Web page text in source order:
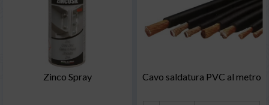
Zinco Spray Cavo saldatura PVC al metro